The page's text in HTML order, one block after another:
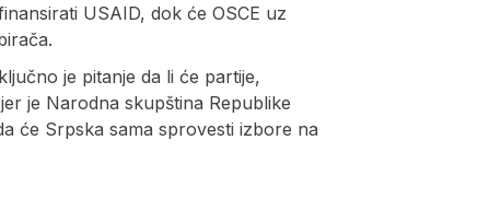
USAID, dok će OSCE uz
je pitanje da li će partije,
je Narodna skupština Republike
će Srpska sama sprovesti izbore na